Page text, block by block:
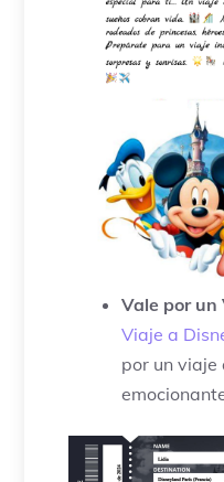
Vale por un
Viaje a
por un viaje